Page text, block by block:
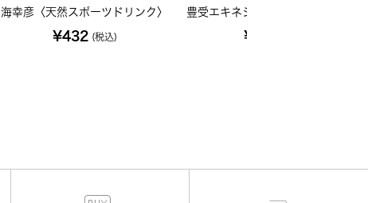
海幸彦〈天然スポーツドリンク〉
¥432 (税込)
豊受エキネシア 三年熟成酵素
¥2,700